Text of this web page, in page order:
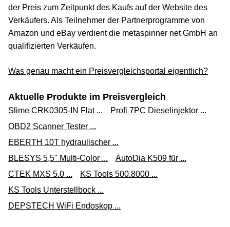
der Preis zum Zeitpunkt des Kaufs auf der Website des
Verkäufers. Als Teilnehmer der Partnerprogramme von
Amazon und eBay verdient die metaspinner net GmbH an
qualifizierten Verkäufen.
Was genau macht ein Preisvergleichsportal eigentlich?
Aktuelle Produkte im Preisvergleich
Slime CRK0305-IN Flat ...
Profi 7PC Dieselinjektor ...
OBD2 Scanner Tester ...
EBERTH 10T hydraulischer ...
BLESYS 5,5" Multi-Color ...
AutoDia K509 für ...
CTEK MXS 5.0 ...
KS Tools 500.8000 ...
KS Tools Unterstellbock ...
DEPSTECH WiFi Endoskop ...